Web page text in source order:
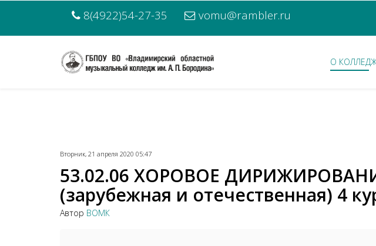
8(4922)54-27-35 vomu@rambler.ru
О
Вторник, 21 апреля 2020 05:47
53.02.06 ХОРОВОЕ
(зарубежная и отечественная) 4
Автор ВОМК